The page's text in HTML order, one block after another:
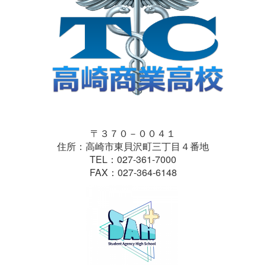
〒３７０－００４１
住所：高崎市東貝沢町三丁目４番地
TEL：027-361-7000
FAX：027-364-6148